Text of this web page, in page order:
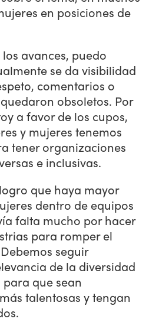
en posiciones de
avances, puedo
se da visibilidad
comentarios o
obsoletos. Por
a favor de los cupos,
y mujeres tenemos
tener organizaciones
e inclusivas.
que haya mayor
dentro de equipos
falta mucho por hacer
para romper el
seguir
de la diversidad
que sean
talentosas y tengan